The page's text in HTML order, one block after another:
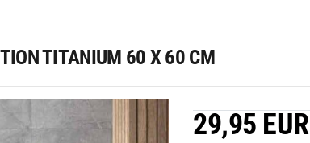
Badewannen
Rollschränke
Sonstiges
2 cm
Wandfliesen
TITANIUM 60 X 60 CM
29,95 EUR